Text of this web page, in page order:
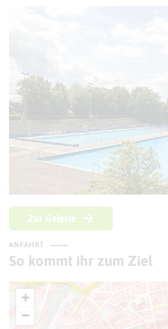
Zur Galerie
ANFAHRT
So kommt ihr zum Ziel
+
−